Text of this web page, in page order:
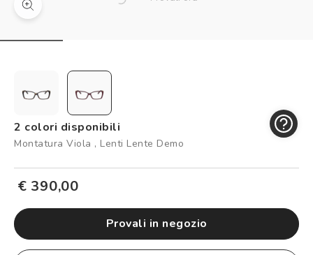
Controllo visivo
Carta fedeltà
2 colori disponibili
Montatura Viola , Lenti Lente Demo
€ 390,00
provali in negozio